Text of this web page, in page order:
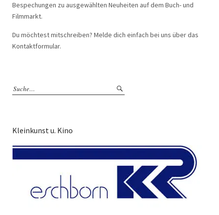
Bespechungen zu ausgewählten Neuheiten auf dem Buch- und
Filmmarkt.
Du möchtest mitschreiben? Melde dich einfach bei uns über das
Kontaktformular.
Kleinkunst u. Kino